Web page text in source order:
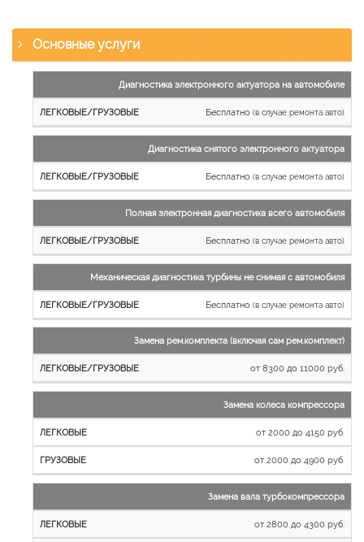
Основные услуги
работы
Легковые
и
Грузовые
автомобили
Диагностика электронного актуатора на автомобиле
Бесплатно (в случае ремонта авто)
Диагностика снятого электронного актуатора
Бесплатно (в случае ремонта авто)
Полная электронная диагностика всего автомобиля
Бесплатно (в случае ремонта авто)
Механическая диагностика турбины не снимая с автомобиля
Бесплатно (в случае ремонта авто)
Замена рем.комплекта (включая сам рем.комплект)
от 8300 до 11000 руб.
Замена колеса компрессора
от 2000 до 4150 руб.
от 2000 до 4900 руб.
Замена вала турбокомпрессора
от 2800 до 4300 руб.